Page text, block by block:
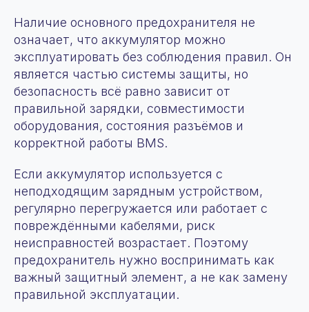
Наличие основного предохранителя не
означает, что аккумулятор можно
эксплуатировать без соблюдения правил. Он
является частью системы защиты, но
безопасность всё равно зависит от
правильной зарядки, совместимости
оборудования, состояния разъёмов и
корректной работы BMS.
Если аккумулятор используется с
неподходящим зарядным устройством,
регулярно перегружается или работает с
повреждёнными кабелями, риск
неисправностей возрастает. Поэтому
предохранитель нужно воспринимать как
важный защитный элемент, а не как замену
правильной эксплуатации.
О компании
+7 (963) 655-66-77
115280, г. Москва,
ул. Ленинская слобода,
Продукция
Услуги
Аренда
О нас
zakaz@fomos-eikto.ru